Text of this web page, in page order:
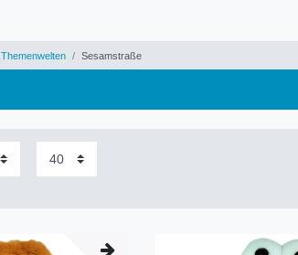
Themenwelten Sesamstraße